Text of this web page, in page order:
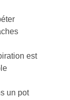
est
un pot